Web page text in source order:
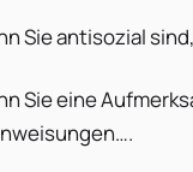
Sie antisozial
Sie eine